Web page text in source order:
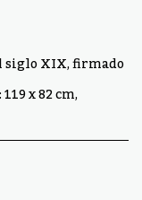
siglo XIX, firmado
x 82 cm,